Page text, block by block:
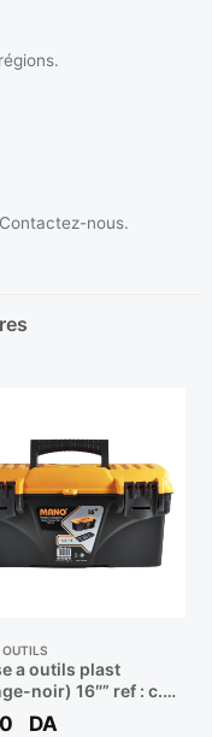
nous.
a outils plast
noir) 16″” ref : c.o
DA